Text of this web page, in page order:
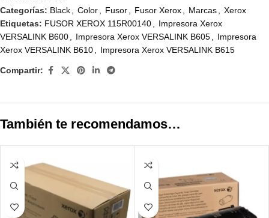
Categorías: Black Color Fusor Fusor Xerox Marcas
Xerox
Etiquetas: FUSOR XEROX 115R00140
Impresora Xerox
VERSALINK B600
Impresora Xerox VERSALINK B605
Impresora
Xerox VERSALINK B610
Impresora Xerox VERSALINK B615
Compartir:
También te recomendamos…